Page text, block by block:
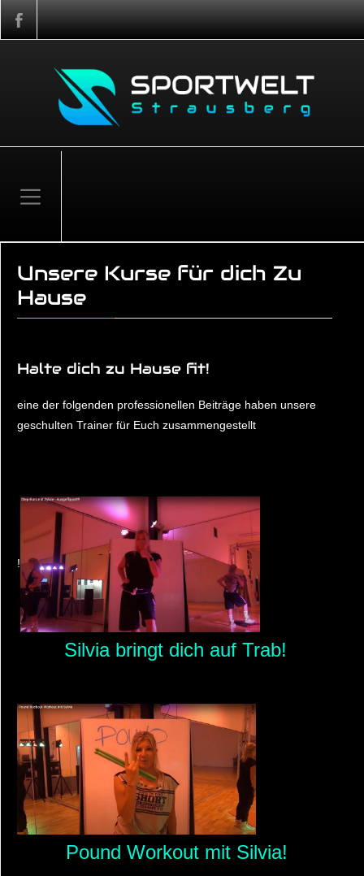
Unsere Kurse für dich Zu
Hause
Halte dich zu Hause fit!
eine der folgenden professionellen Beiträge haben unsere
geschulten Trainer für Euch zusammengestellt
!
Silvia bringt dich auf Trab!
Pound Workout mit Silvia!